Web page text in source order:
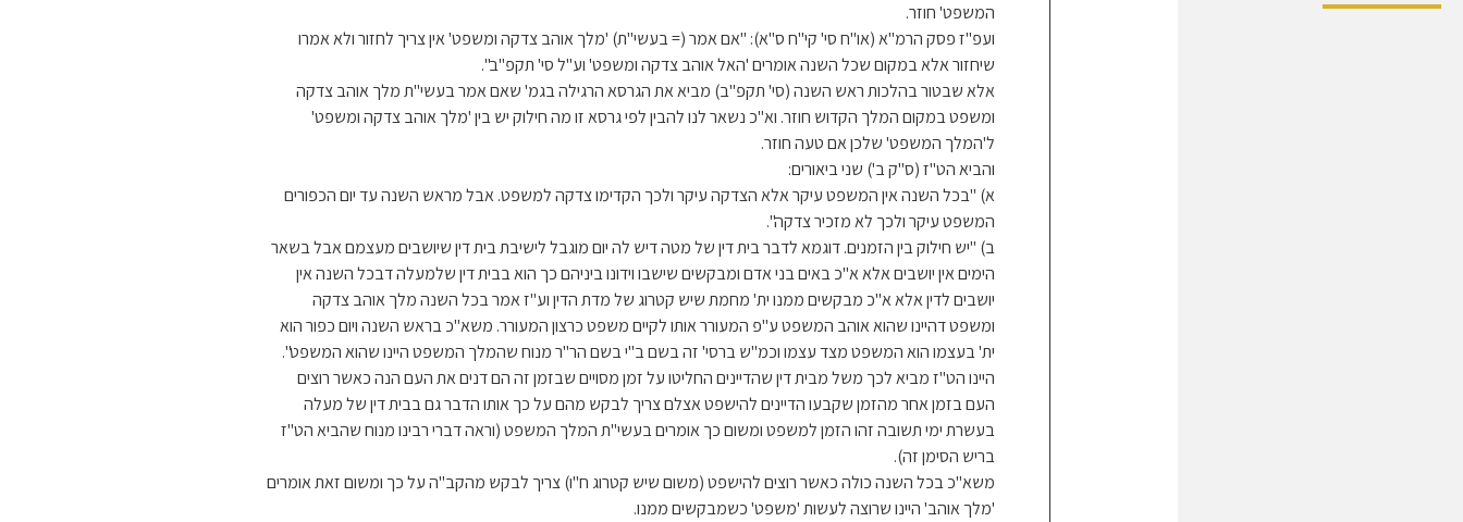
המשפט' חוזר.
ועפ"ז פסק הרמ"א (או"ח סי' קי"ח ס"א): "אם אמר (= בעשי"ת) 'מלך אוהב צדקה ומשפט' אין צריך לחזור ולא אמרו
שיחזור אלא במקום שכל השנה אומרים 'האל אוהב צדקה ומשפט' וע"ל סי' תקפ"ב".
אלא שבטור בהלכות ראש השנה (סי' תקפ"ב) מביא את הגרסא הרגילה בגמ' שאם אמר בעשי"ת מלך אוהב צדקה
ומשפט במקום המלך הקדוש חוזר. וא"כ נשאר לנו להבין לפי גרסא זו מה חילוק יש בין 'מלך אוהב צדקה ומשפט'
ל'המלך המשפט' שלכן אם טעה חוזר.
והביא הט"ז (ס"ק ב') שני ביאורים:
א) "בכל השנה אין המשפט עיקר אלא הצדקה עיקר ולכך הקדימו צדקה למשפט. אבל מראש השנה עד יום הכפורים
המשפט עיקר ולכך לא מזכיר צדקה".
ב) "יש חילוק בין הזמנים. דוגמא לדבר בית דין של מטה דיש לה יום מוגבל לישיבת בית דין שיושבים מעצמם אבל בשאר
הימים אין יושבים אלא א"כ באים בני אדם ומבקשים שישבו וידונו ביניהם כך הוא בבית דין שלמעלה דבכל השנה אין
יושבים לדין אלא א"כ מבקשים ממנו ית' מחמת שיש קטרוג של מדת הדין וע"ז אמר בכל השנה מלך אוהב צדקה
ומשפט דהיינו שהוא אוהב המשפט ע"פ המעורר אותו לקיים משפט כרצון המעורר. משא"כ בראש השנה ויום כפור הוא
ית' בעצמו הוא המשפט מצד עצמו וכמ"ש ברסי' זה בשם ב"י בשם הר"ר מנוח שהמלך המשפט היינו שהוא המשפט".
היינו הט"ז מביא לכך משל מבית דין שהדיינים החליטו על זמן מסויים שבזמן זה הם דנים את העם הנה כאשר רוצים
העם בזמן אחר מהזמן שקבעו הדיינים להישפט אצלם צריך לבקש מהם על כך אותו הדבר גם בבית דין של מעלה
בעשרת ימי תשובה זהו הזמן למשפט ומשום כך אומרים בעשי"ת המלך המשפט (וראה דברי רבינו מנוח שהביא הט"ז
בריש הסימן זה).
משא"כ בכל השנה כולה כאשר רוצים להישפט (משום שיש קטרוג ח"ו) צריך לבקש מהקב"ה על כך ומשום זאת אומרים
'מלך אוהב' היינו שרוצה לעשות 'משפט' כשמבקשים ממנו.